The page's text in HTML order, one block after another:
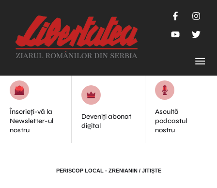
Înscrieți-vă la
Newsletter-ul
nostru
Deveniți abonat
digital
Ascultă
podcastul
nostru
PERISCOP LOCAL - ZRENIANIN / JITIŞTE